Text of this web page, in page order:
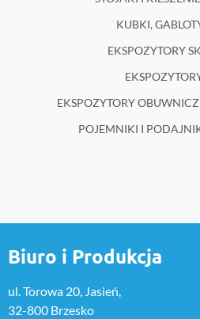
KUBKI,
EKSPOZYTORY
EKSPOZYTORY
POJEMNIKI I
Biuro i Produkcja
ul. Torowa 20, Jasień,
32-800 Brzesko